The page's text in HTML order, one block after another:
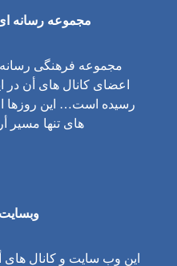
مجموعه رسانه
مجموعه فرهنگی
اعضای کانال های أن در
رسیده است… این روزها
های تنها مسیر
وبسایت
این وب سایت و کانال های